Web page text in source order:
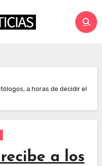
a horas de decidir el
a los